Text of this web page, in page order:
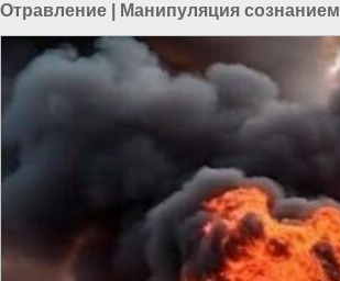
Отравление
Манипуляция сознанием